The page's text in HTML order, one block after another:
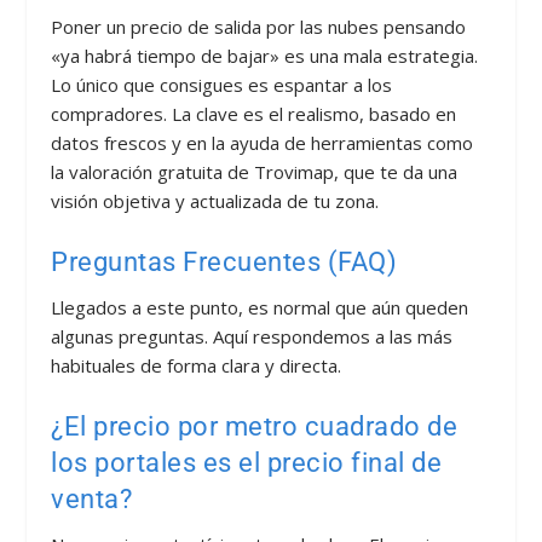
Poner un precio de salida por las nubes pensando
«ya habrá tiempo de bajar» es una mala estrategia.
Lo único que consigues es espantar a los
compradores. La clave es el realismo, basado en
datos frescos y en la ayuda de herramientas como
la valoración gratuita de Trovimap, que te da una
visión objetiva y actualizada de tu zona.
Preguntas Frecuentes (FAQ)
Llegados a este punto, es normal que aún queden
algunas preguntas. Aquí respondemos a las más
habituales de forma clara y directa.
¿El precio por metro cuadrado de
los portales es el precio final de
venta?